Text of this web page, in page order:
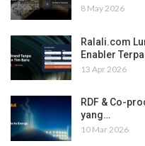
8 May 2026
Ralali.com
Enabler
13 Apr 2026
RDF & Co-
yang…
10 Mar 2026